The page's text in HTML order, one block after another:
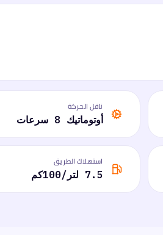
ناقل الحركة
أوتوماتيك 8 سرعات
استهلاك الطريق
7.5 لتر/100كم